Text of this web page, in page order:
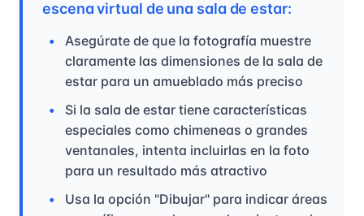
escena virtual de una sala de estar:
Asegúrate de que la fotografía muestre
claramente las dimensiones de la sala de
estar para un amueblado más preciso
Si la sala de estar tiene características
especiales como chimeneas o grandes
ventanales, intenta incluirlas en la foto
para un resultado más atractivo
Usa la opción "Dibujar" para indicar áreas